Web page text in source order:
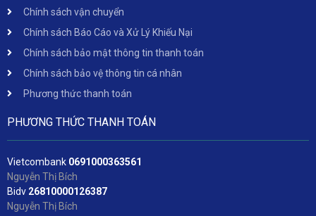
Chính sách vận chuyển
Chính sách Báo Cáo và Xử Lý Khiếu Nại
Chính sách bảo mật thông tin thanh toán
Chính sách bảo vệ thông tin cá nhân
Phương thức thanh toán
PHƯƠNG THỨC THANH TOÁN
Vietcombank 0691000363561
Nguyễn Thị Bích
Bidv 26810000126387
Nguyễn Thị Bích